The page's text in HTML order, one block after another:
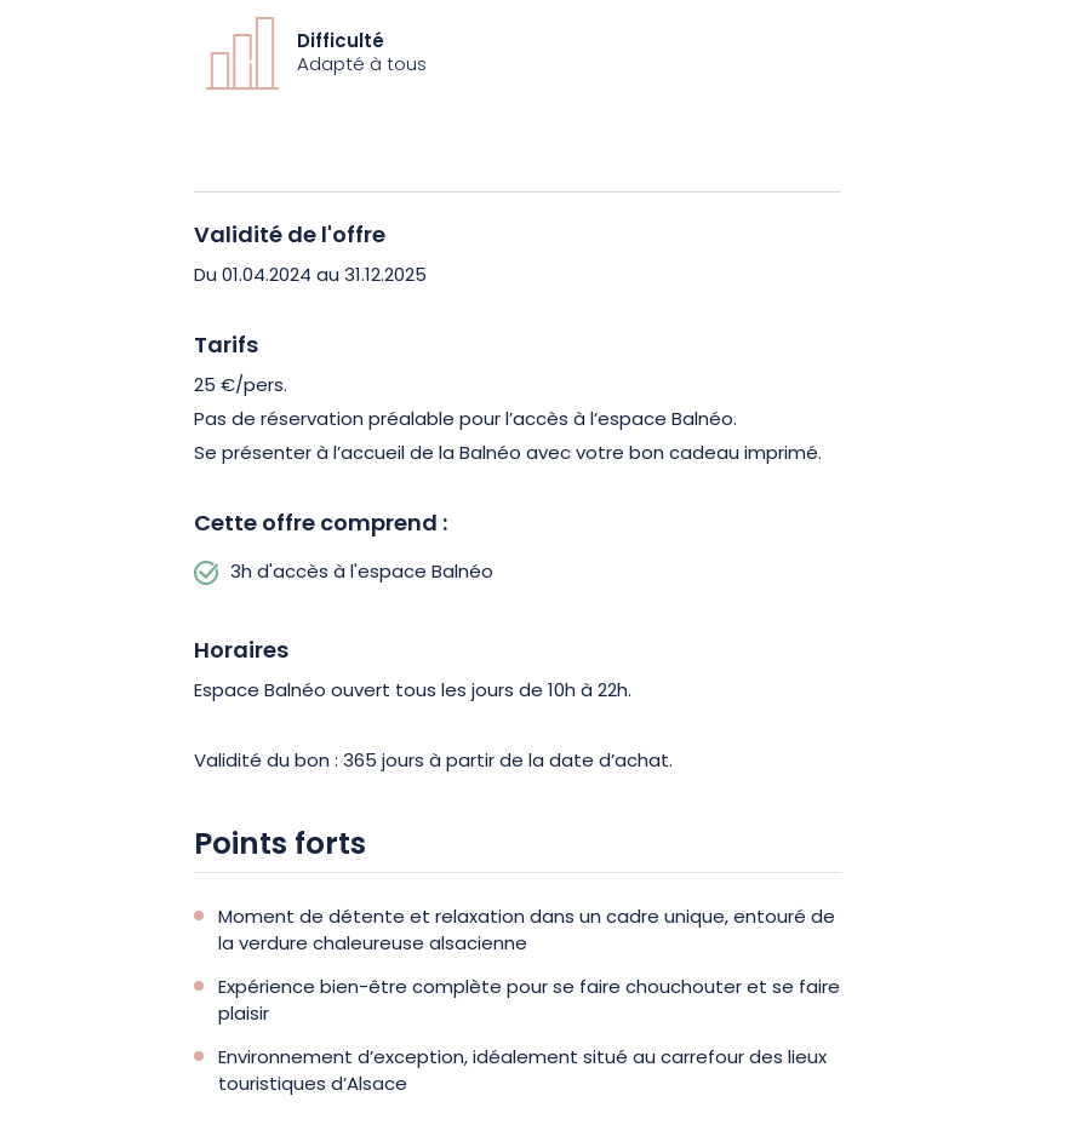
À la sortie du hammam, sauna ou solarium, les soins aux fleurs et
épices du Spa Diane Barrière vous réserveront des moments de
conviviales. De quoi clore votre échappée belle délicieusement !
Difficulté
Adapté à tous
Validité de l'offre
Du 01.04.2024 au 31.12.2025
Tarifs
25 €/pers.
Pas de réservation préalable pour l’accès à l’espace Balnéo.
Se présenter à l’accueil de la Balnéo avec votre bon cadeau imprimé.
Cette offre comprend :
3h d'accès à l'espace Balnéo
Horaires
Espace Balnéo ouvert tous les jours de 10h à 22h.
Validité du bon : 365 jours à partir de la date d’achat.
Points forts
Moment de détente et relaxation dans un cadre unique, entouré de
la verdure chaleureuse alsacienne
Expérience bien-être complète pour se faire chouchouter et se faire
plaisir
Environnement d’exception, idéalement situé au carrefour des lieux
touristiques d’Alsace